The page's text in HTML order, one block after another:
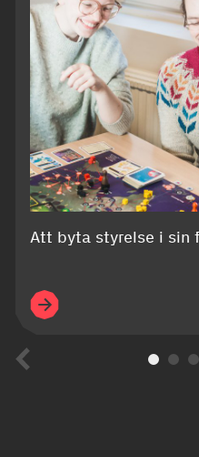
Att byta styrelse i sin